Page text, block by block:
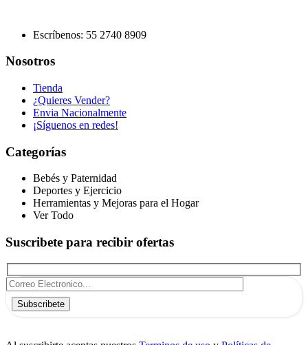
Escríbenos: 55 2740 8909
Nosotros
Tienda
¿Quieres Vender?
Envia Nacionalmente
¡Síguenos en redes!
Categorías
Bebés y Paternidad
Deportes y Ejercicio
Herramientas y Mejoras para el Hogar
Ver Todo
Suscribete para recibir ofertas
Subscribete